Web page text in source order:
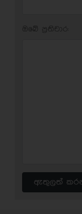
ඇතුලත්